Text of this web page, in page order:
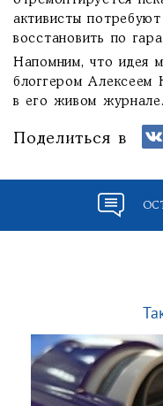
активисты
восстановить по
Напомним, что идея
блоггером Алексеем
в его живом журнале.
Поделиться в